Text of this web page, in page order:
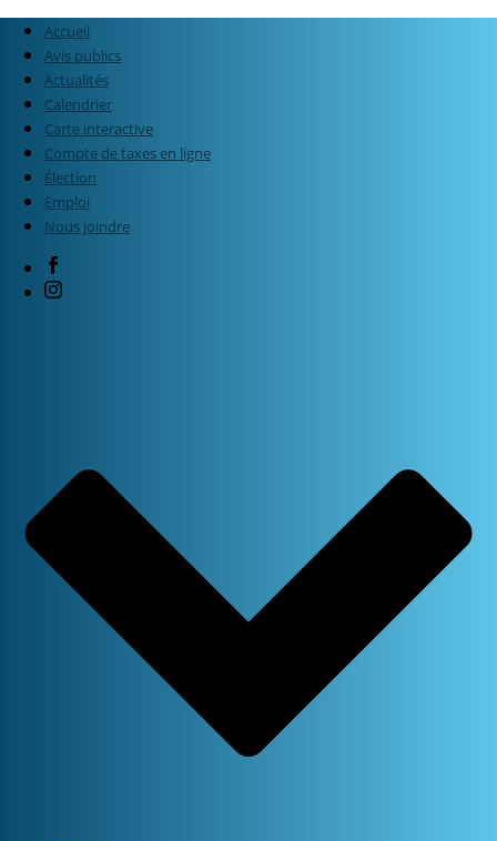
Accueil
Avis publics
Actualités
Calendrier
Carte interactive
Compte de taxes en ligne
Élection
Emploi
Nous joindre